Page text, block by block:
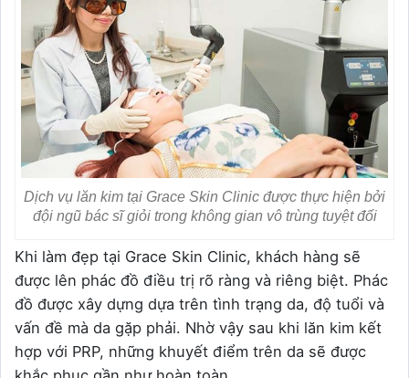
Dịch vụ lăn kim tại Grace Skin Clinic được thực hiện bởi
đội ngũ bác sĩ giỏi trong không gian vô trùng tuyệt đối
Khi làm đẹp tại Grace Skin Clinic, khách hàng sẽ
được lên phác đồ điều trị rõ ràng và riêng biệt. Phác
đồ được xây dựng dựa trên tình trạng da, độ tuổi và
vấn đề mà da gặp phải. Nhờ vậy sau khi lăn kim kết
hợp với PRP, những khuyết điểm trên da sẽ được